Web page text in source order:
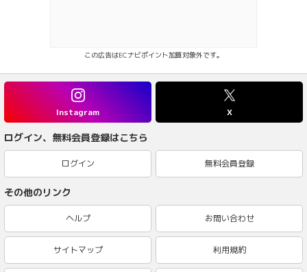
この広告はECナビポイント加算対象外です。
Instagram X
ログイン、無料会員登録はこちら
ログイン 無料会員登録
その他のリンク
ヘルプ お問い合わせ
サイトマップ 利用規約